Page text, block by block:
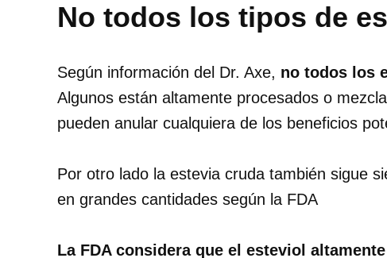
No todos los tipos de
Según información del Dr. Axe, no todos los
Algunos están altamente procesados ​​o
pueden anular cualquiera de los beneficios
Por otro lado la estevia cruda también sigue
en grandes cantidades según la FDA
La FDA considera que el esteviol